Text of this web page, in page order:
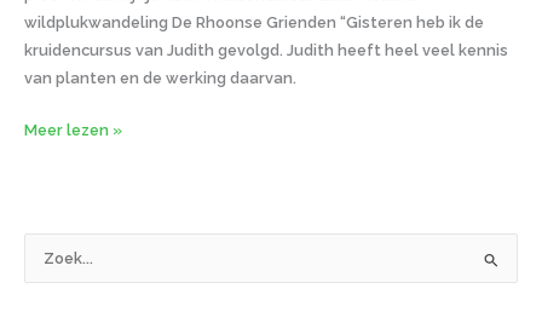
wildplukwandeling De Rhoonse Grienden “Gisteren heb ik de
kruidencursus van Judith gevolgd. Judith heeft heel veel kennis
van planten en de werking daarvan.
Meer lezen »